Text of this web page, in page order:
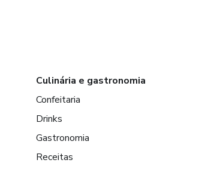
Culinária e gastronomia
Confeitaria
Drinks
Gastronomia
Receitas